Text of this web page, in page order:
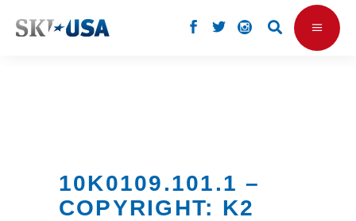
10K0109.101.1 –
COPYRIGHT: K2